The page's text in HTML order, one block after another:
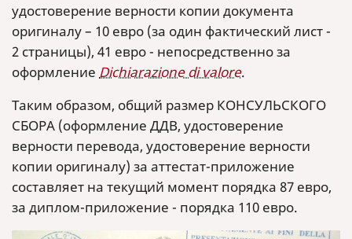
удостоверение верности копии документа
оригиналу – 10 евро (за один фактический лист -
2 страницы), 41 евро - непосредственно за
оформление Dichiarazione di valore.
Таким образом, общий размер КОНСУЛЬСКОГО
СБОРА (оформление ДДВ, удостоверение
верности перевода, удостоверение верности
копии оригиналу) за аттестат-приложение
составляет на текущий момент порядка 87 евро,
за диплом-приложение - порядка 110 евро.